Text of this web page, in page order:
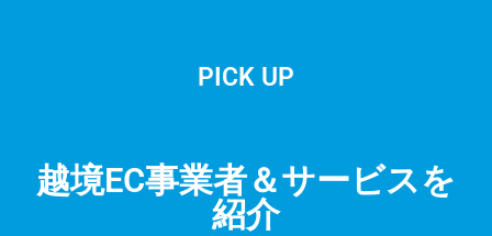
PICK UP
越境EC事業者＆サービスを
紹介